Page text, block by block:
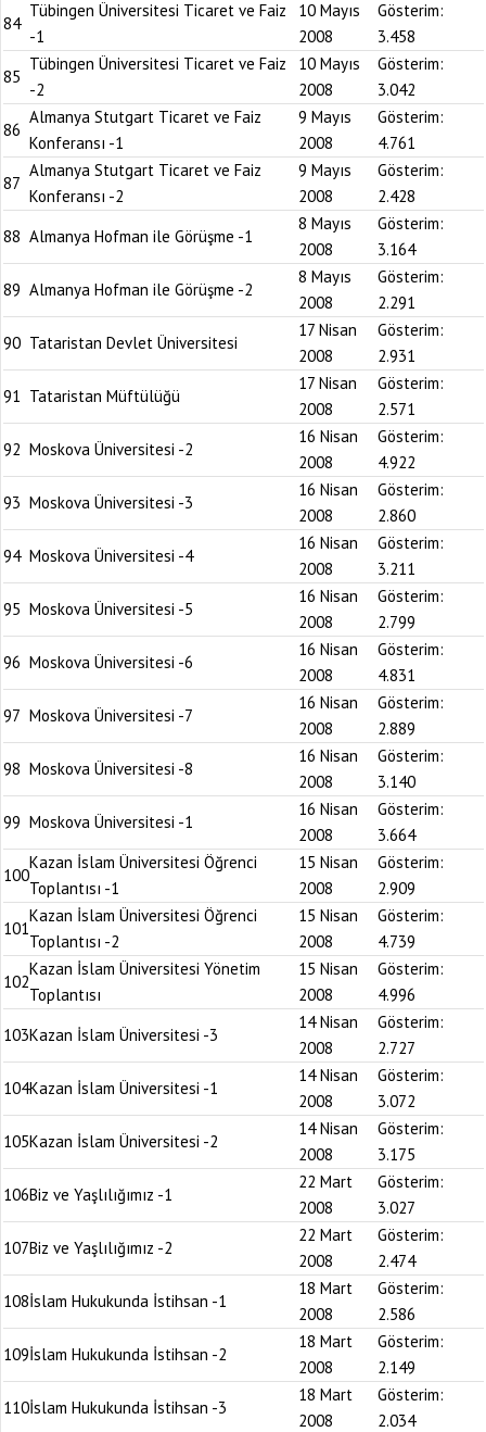
84
Tübingen Üniversitesi Ticaret ve Faiz
-1
10 Mayıs
2008
Gösterim:
3.458
85
Tübingen Üniversitesi Ticaret ve Faiz
-2
10 Mayıs
2008
Gösterim:
3.042
86
Almanya Stutgart Ticaret ve Faiz
Konferansı -1
9 Mayıs
2008
Gösterim:
4.761
87
Almanya Stutgart Ticaret ve Faiz
Konferansı -2
9 Mayıs
2008
Gösterim:
2.428
88 Almanya Hofman ile Görüşme -1
8 Mayıs
2008
Gösterim:
3.164
89 Almanya Hofman ile Görüşme -2
8 Mayıs
2008
Gösterim:
2.291
90 Tataristan Devlet Üniversitesi
17 Nisan
2008
Gösterim:
2.931
91 Tataristan Müftülüğü
17 Nisan
2008
Gösterim:
2.571
92 Moskova Üniversitesi -2
16 Nisan
2008
Gösterim:
4.922
93 Moskova Üniversitesi -3
16 Nisan
2008
Gösterim:
2.860
94 Moskova Üniversitesi -4
16 Nisan
2008
Gösterim:
3.211
95 Moskova Üniversitesi -5
16 Nisan
2008
Gösterim:
2.799
96 Moskova Üniversitesi -6
16 Nisan
2008
Gösterim:
4.831
97 Moskova Üniversitesi -7
16 Nisan
2008
Gösterim:
2.889
98 Moskova Üniversitesi -8
16 Nisan
2008
Gösterim:
3.140
99 Moskova Üniversitesi -1
16 Nisan
2008
Gösterim:
3.664
100
Kazan İslam Üniversitesi Öğrenci
Toplantısı -1
15 Nisan
2008
Gösterim:
2.909
101
Kazan İslam Üniversitesi Öğrenci
Toplantısı -2
15 Nisan
2008
Gösterim:
4.739
102
Kazan İslam Üniversitesi Yönetim
Toplantısı
15 Nisan
2008
Gösterim:
4.996
103Kazan İslam Üniversitesi -3
14 Nisan
2008
Gösterim:
2.727
104Kazan İslam Üniversitesi -1
14 Nisan
2008
Gösterim:
3.072
105Kazan İslam Üniversitesi -2
14 Nisan
2008
Gösterim:
3.175
106Biz ve Yaşlılığımız -1
22 Mart
2008
Gösterim:
3.027
107Biz ve Yaşlılığımız -2
22 Mart
2008
Gösterim:
2.474
108İslam Hukukunda İstihsan -1
18 Mart
2008
Gösterim:
2.586
109İslam Hukukunda İstihsan -2
18 Mart
2008
Gösterim:
2.149
110İslam Hukukunda İstihsan -3
18 Mart
2008
Gösterim:
2.034